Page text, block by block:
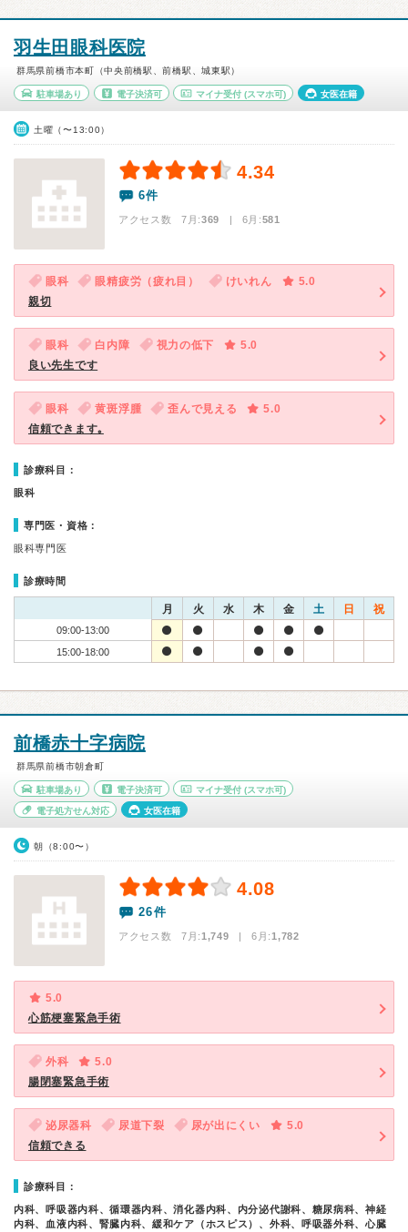
羽生田眼科医院
群馬県前橋市本町（中央前橋駅、前橋駅、城東駅）
駐車場あり 電子決済可 マイナ受付 (スマホ可) 女医在籍
土曜（〜13:00）
4.34
6件
アクセス数 7月:369 | 6月:581
眼科 眼精疲労（疲れ目） けいれん
5.0
親切
眼科 白内障 視力の低下
5.0
良い先生です
眼科 黄斑浮腫 歪んで見える
5.0
信頼できます｡
診療科目：
眼科
専門医・資格：
眼科専門医
診療時間
月 火 水 木 金 土 日 祝
09:00-13:00
15:00-18:00
前橋赤十字病院
群馬県前橋市朝倉町
駐車場あり 電子決済可 マイナ受付 (スマホ可)
電子処方せん対応 女医在籍
朝（8:00〜）
4.08
26件
アクセス数 7月:1,749 | 6月:1,782
5.0
心筋梗塞緊急手術
外科
5.0
腸閉塞緊急手術
泌尿器科 尿道下裂 尿が出にくい
5.0
信頼できる
診療科目：
内科、呼吸器内科、循環器内科、消化器内科、内分泌代謝科、糖尿病科、神経
内科、血液内科、腎臓内科、緩和ケア（ホスピス）、外科、呼吸器外科、心臓